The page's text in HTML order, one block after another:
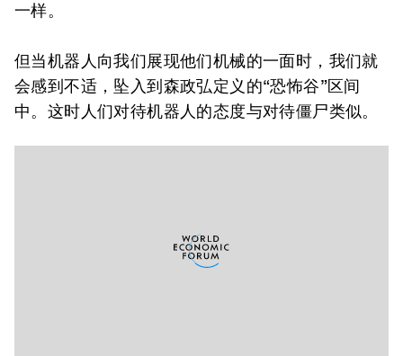
一样。
但当机器人向我们展现他们机械的一面时，我们就
会感到不适，坠入到森政弘定义的“恐怖谷”区间
中。这时人们对待机器人的态度与对待僵尸类似。